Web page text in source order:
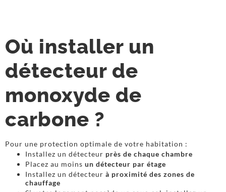
Où installer un
détecteur de
monoxyde de
carbone ?
Pour une protection optimale de votre habitation :
Installez un détecteur près de chaque chambre
Placez au moins un détecteur par étage
Installez un détecteur à proximité des zones de
chauffage